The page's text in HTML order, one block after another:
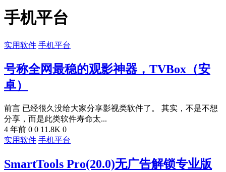
手机平台
实用软件 手机平台
号称全网最稳的观影神器，TVBox（安
卓）
前言 已经很久没给大家分享影视类软件了。 其实，不是不想
分享，而是此类软件寿命太...
4 年前 0 0 11.8K 0
实用软件 手机平台
SmartTools Pro(20.0)无广告解锁专业版